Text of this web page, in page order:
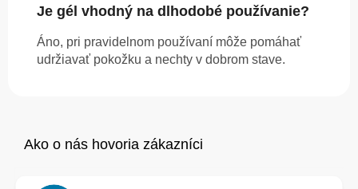
Je gél vhodný na dlhodobé používanie?
Áno, pri pravidelnom používaní môže pomáhať
udržiavať pokožku a nechty v dobrom stave.